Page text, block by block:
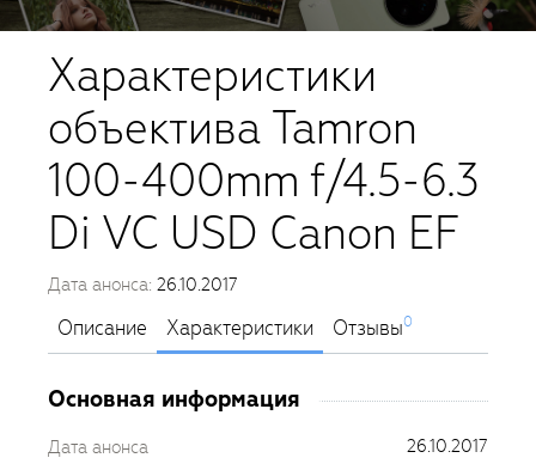
Характеристики
объектива Tamron
100-400mm f/4.5-6.3
Di VC USD Canon EF
Дата анонса: 26.10.2017
Описание Характеристики Отзывы0
Основная информация
Дата анонса 26.10.2017